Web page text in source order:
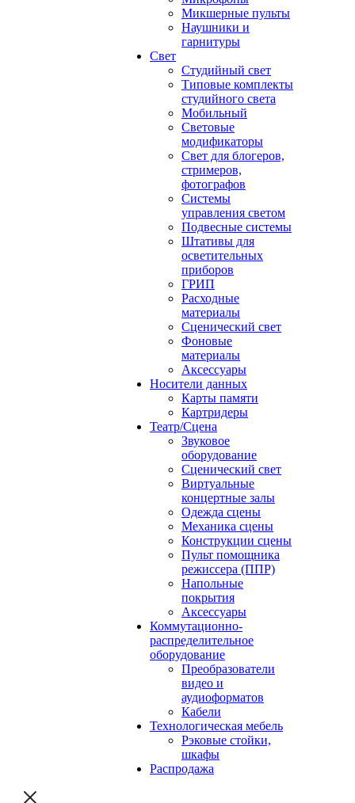
Микшерные пульты
Наушники и
гарнитуры
Свет
Студийный свет
Типовые комплекты
студийного света
Мобильный
Световые
модификаторы
Свет для блогеров,
стримеров,
фотографов
Системы
управления светом
Подвесные системы
Штативы для
осветительных
приборов
ГРИП
Расходные
материалы
Сценический свет
Фоновые
материалы
Аксессуары
Носители данных
Карты памяти
Картридеры
Театр/Сцена
Звуковое
оборудование
Сценический свет
Виртуальные
концертные залы
Одежда сцены
Механика сцены
Конструкции сцены
Пульт помощника
режиссера (ППР)
Напольные
покрытия
Аксессуары
Коммутационно-
распределительное
оборудование
Преобразователи
видео и
аудиоформатов
Кабели
Технологическая мебель
Рэковые стойки,
шкафы
Распродажа